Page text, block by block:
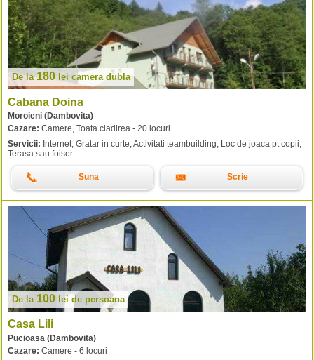
De la180 lei camera dubla
Cabana Doina
Moroieni (Dambovita)
Cazare: Camere, Toata cladirea - 20 locuri
Servicii: Internet, Gratar in curte, Activitati teambuilding, Loc de joaca pt copii,
Terasa sau foisor
Suna Scrie
De la 100 lei de persoana
Casa Lili
Pucioasa (Dambovita)
Cazare: Camere - 6 locuri